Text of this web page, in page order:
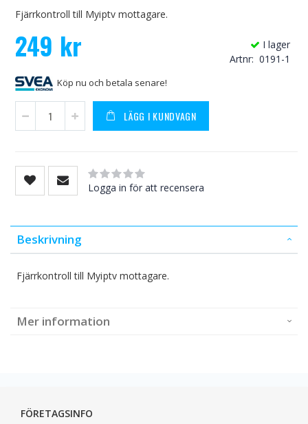
Fjärrkontroll till Myiptv mottagare.
249 kr
I lager
Artnr
0191-1
Köp nu och betala senare!
LÄGG I KUNDVAGN
Rating:
0% of100
Logga in för att recensera
Beskrivning
Fjärrkontroll till Myiptv mottagare.
Mer information
FÖRETAGSINFO